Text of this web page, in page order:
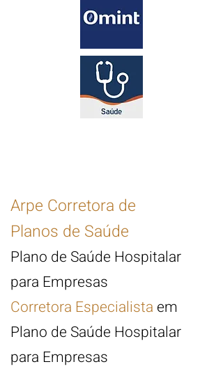
Arpe Corretora de
Planos de Saúde
Plano de Saúde Hospitalar
para Empresas
Corretora Especialista em
Plano de Saúde Hospitalar
para Empresas